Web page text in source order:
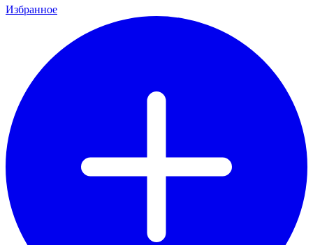
Избранное